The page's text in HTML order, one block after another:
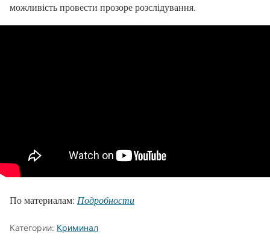
можливість провести прозоре розслідування.
По материалам: Подробности
Категории: Криминал